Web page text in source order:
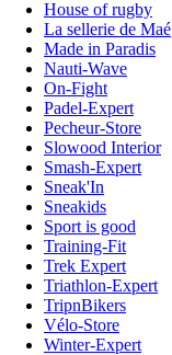
House of rugby
La sellerie de Maé
Made in Paradis
Nauti-Wave
On-Fight
Padel-Expert
Pecheur-Store
Slowood Interior
Smash-Expert
Sneak'In
Sneakids
Sport is good
Training-Fit
Trek Expert
Triathlon-Expert
TripnBikers
Vélo-Store
Winter-Expert